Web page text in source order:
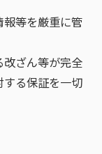
等を厳重に管
ざん等が完全
る保証を一切